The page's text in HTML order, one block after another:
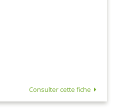
Consulter cette fiche